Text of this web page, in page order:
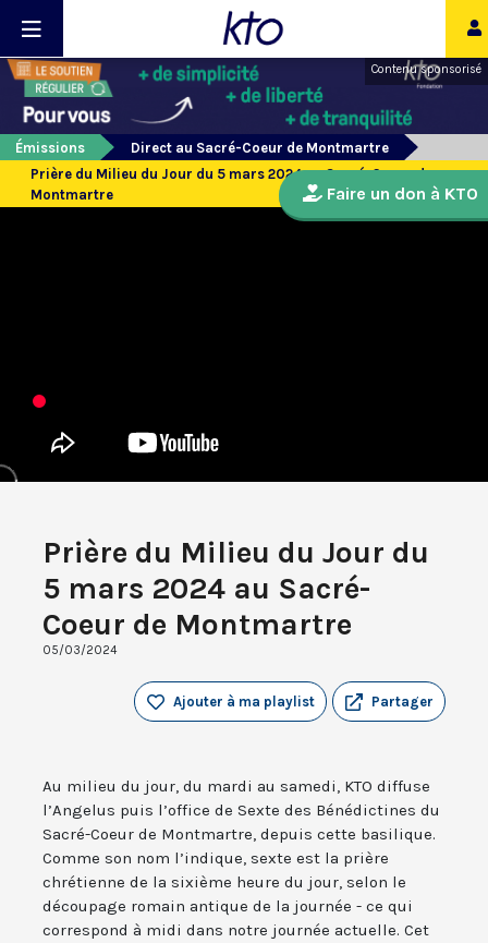
Contenu sponsorisé
Émissions
Direct au Sacré-Coeur de Montmartre
Prière du Milieu du Jour du 5 mars 2024 au Sacré-Coeur de
Montmartre
Prière du Milieu du Jour du
5 mars 2024 au Sacré-
Coeur de Montmartre
05/03/2024
Partager
Ajouter à ma playlist
Au milieu du jour, du mardi au samedi, KTO diffuse
l’Angelus puis l’office de Sexte des Bénédictines du
Sacré-Coeur de Montmartre, depuis cette basilique.
Comme son nom l’indique, sexte est la prière
chrétienne de la sixième heure du jour, selon le
découpage romain antique de la journée - ce qui
correspond à midi dans notre journée actuelle. Cet
Faire un don à KTO